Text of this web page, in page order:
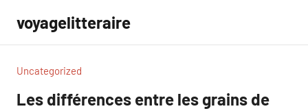
contenu
voyagelitteraire
Uncategorized
Les différences entre les grains de